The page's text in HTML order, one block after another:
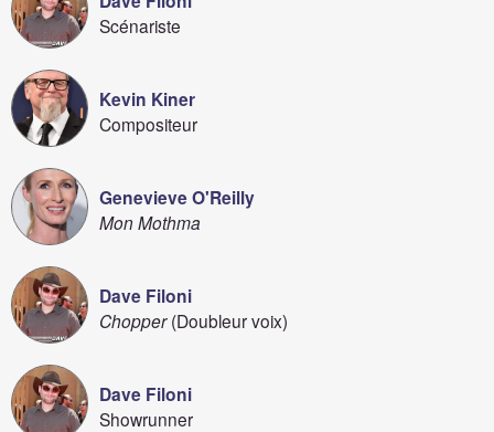
Scénariste
Kevin Kiner
Compositeur
Genevieve O'Reilly
Mon Mothma
Dave Filoni
Chopper(Doubleur voix)
Dave Filoni
Showrunner